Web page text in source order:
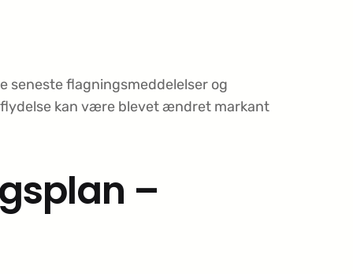
flagningsmeddelelser og
kan være blevet ændret markant
–